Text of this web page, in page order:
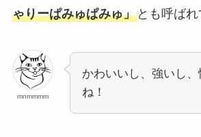
ゃりーぱみゅぱみゅ」とも呼ばれ
mnmmmm
かわいいし、強いし
ね！